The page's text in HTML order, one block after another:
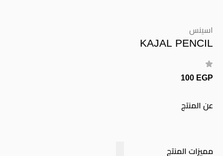
اسينس
KAJAL PENCIL
100 EGP
عن المنتج
مميزات المنتج